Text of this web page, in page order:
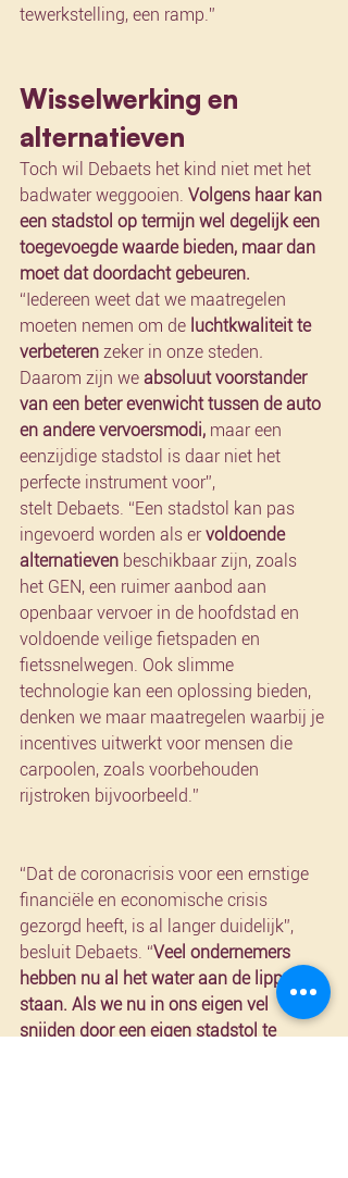
tewerkstelling, een ramp.”
Wisselwerking en
alternatieven
Toch wil Debaets het kind niet met het
badwater weggooien. Volgens haar kan
een stadstol op termijn wel degelijk een
toegevoegde waarde bieden, maar dan
moet dat doordacht gebeuren.
“Iedereen weet dat we maatregelen
moeten nemen om de luchtkwaliteit te
verbeteren zeker in onze steden.
Daarom zijn we absoluut voorstander
van een beter evenwicht tussen de auto
en andere vervoersmodi, maar een
eenzijdige stadstol is daar niet het
perfecte instrument voor”,
stelt Debaets. “Een stadstol kan pas
ingevoerd worden als er voldoende
alternatieven beschikbaar zijn, zoals
het GEN, een ruimer aanbod aan
openbaar vervoer in de hoofdstad en
voldoende veilige fietspaden en
fietssnelwegen. Ook slimme
technologie kan een oplossing bieden,
denken we maar maatregelen waarbij je
incentives uitwerkt voor mensen die
carpoolen, zoals voorbehouden
rijstroken bijvoorbeeld.”
“Dat de coronacrisis voor een ernstige
financiële en economische crisis
gezorgd heeft, is al langer duidelijk”,
besluit Debaets. “Veel ondernemers
hebben nu al het water aan de lippen
staan. Als we nu in ons eigen vel
snijden door een eigen stadstol te